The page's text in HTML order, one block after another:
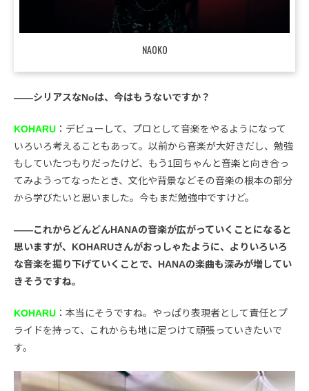
NAOKO
――シリアスなNoは、今はもうないですか？
KOHARU ：デビューして、プロとして音楽をやるようになって
いろいろ考えることもあって。以前から音楽が大好きだし、勉強
もしていたつもりだったけど、もう1回ちゃんと音楽と向き合っ
てみようってなったとき、文化や背景などその音楽の根本の部分
から学びたいと思いました。今もまだ勉強中ですけど。
――これからどんどんHANAの音楽が広がっていくことになると
思いますが、KOHARUさんがおっしゃたように、よりいろいろ
な音楽を掘り下げていくことで、HANAの楽曲も深みが増してい
きそうですね。
KOHARU ：本当にそうですね。やっぱり表現者として責任とプ
ライドを持って、これからも地に足つけて頑張っていきたいで
す。